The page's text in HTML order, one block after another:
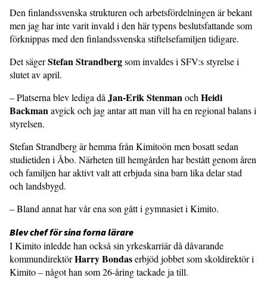
Den finlandssvenska strukturen och arbetsfördelningen är bekant
men jag har inte varit invald i den här typens beslutsfattande som
förknippas med den finlandssvenska stiftelsefamiljen tidigare.
Det sägerStefan Strandbergsom invaldes i SFV:s styrelse i
slutet av april.
– Platserna blev lediga då Jan-Erik Stenmanoch Heidi
Backmanavgick och jag antar att man vill ha en regional balans i
styrelsen.
Stefan Strandberg är hemma från Kimitoön men bosatt sedan
studietiden i Åbo. Närheten till hemgården har bestått genom åren
och familjen har aktivt valt att erbjuda sina barn lika delar stad
och landsbygd.
– Bland annat har vår ena son gått i gymnasiet i Kimito.
Blev chef för sina forna lärare
I Kimito inledde han också sin yrkeskarriär då dåvarande
kommundirektörHarry Bondaserbjöd jobbet som skoldirektör i
Kimito – något han som 26-åring tackade ja till.